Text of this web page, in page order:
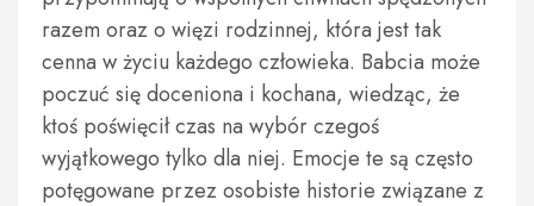
razem oraz o więzi rodzinnej, która jest tak
cenna w życiu każdego człowieka. Babcia może
poczuć się doceniona i kochana, wiedząc, że
ktoś poświęcił czas na wybór czegoś
wyjątkowego tylko dla niej. Emocje te są często
potęgowane przez osobiste historie związane z